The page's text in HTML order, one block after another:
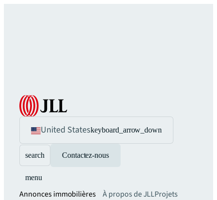
United Stateskeyboard_arrow_down
search Contactez-nous
menu
Annonces immobilières
À propos de JLLProjets